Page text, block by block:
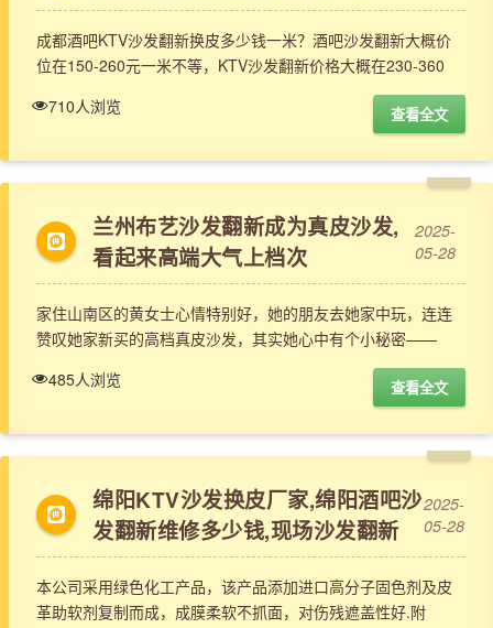
成都酒吧KTV沙发翻新换皮多少钱一米？酒吧沙发翻新大概价
位在150-260元一米不等，KTV沙发翻新价格大概在230-360
710人浏览
查看全文
兰州布艺沙发翻新成为真皮沙发,
看起来高端大气上档次
2025-
05-28
家住山南区的黄女士心情特别好，她的朋友去她家中玩，连连
赞叹她家新买的高档真皮沙发，其实她心中有个小秘密——
485人浏览
查看全文
绵阳KTV沙发换皮厂家,绵阳酒吧沙
发翻新维修多少钱,现场沙发翻新
2025-
05-28
本公司采用绿色化工产品，该产品添加进口高分子固色剂及皮
革助软剂复制而成，成膜柔软不抓面，对伤残遮盖性好.附